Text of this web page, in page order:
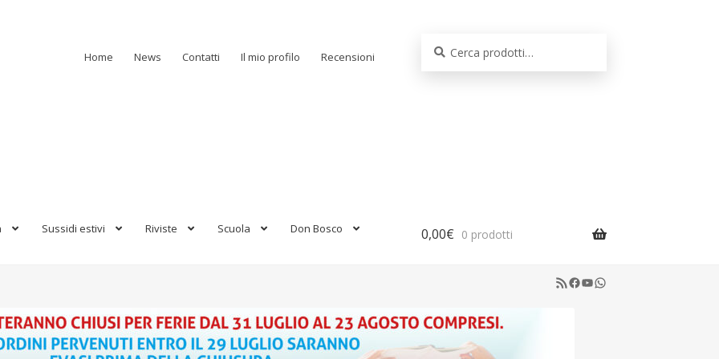
Home News Contatti Il mio profilo Recensioni
Sussidi estivi Riviste Scuola Don Bosco 0,00€ 0 prodotti
RSS Feed
Facebook
YouTube
WhatsApp